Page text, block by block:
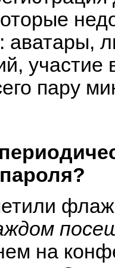
аватары,
участие
пару
на